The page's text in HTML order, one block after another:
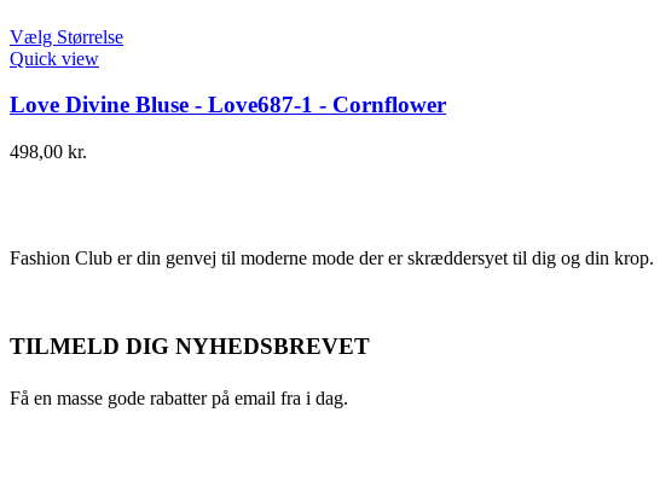
Vælg Størrelse
Quick view
Love Divine Bluse - Love687-1 - Cornflower
498,00 kr.
Fashion Club er din genvej til moderne mode der er skræddersyet til dig og din krop.
TILMELD DIG NYHEDSBREVET
Få en masse gode rabatter på email fra i dag.